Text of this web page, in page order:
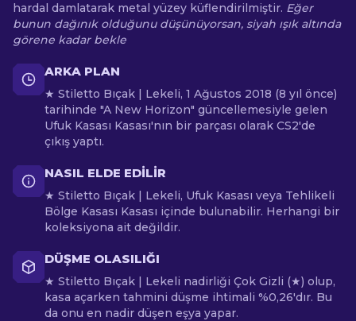
hardal damlatarak metal yüzey küflendirilmiştir. Eğer
bunun dağınık olduğunu düşünüyorsan, siyah ışık altında
görene kadar bekle
ARKA PLAN
★ Stiletto Bıçak | Lekeli, 1 Ağustos 2018 (8 yıl önce)
tarihinde "A New Horizon" güncellemesiyle gelen
Ufuk Kasası Kasası'nın bir parçası olarak CS2'de
çıkış yaptı.
NASIL ELDE EDILIR
★ Stiletto Bıçak | Lekeli, Ufuk Kasası veya Tehlikeli
Bölge Kasası Kasası içinde bulunabilir. Herhangi bir
koleksiyona ait değildir.
DÜŞME OLASILIĞI
★ Stiletto Bıçak | Lekeli nadirliği Çok Gizli (★) olup,
kasa açarken tahmini düşme ihtimali %0,26'dır. Bu
da onu en nadir düşen eşya yapar.